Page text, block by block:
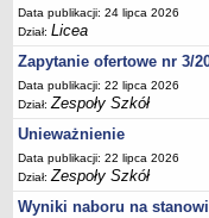
Data publikacji: 24 lipca 2026
Dział:Licea
Zapytanie ofertowe nr 3/
Data publikacji: 22 lipca 2026
Dział:Zespoły Szkół
Unieważnienie
Data publikacji: 22 lipca 2026
Dział:Zespoły Szkół
Wyniki naboru na